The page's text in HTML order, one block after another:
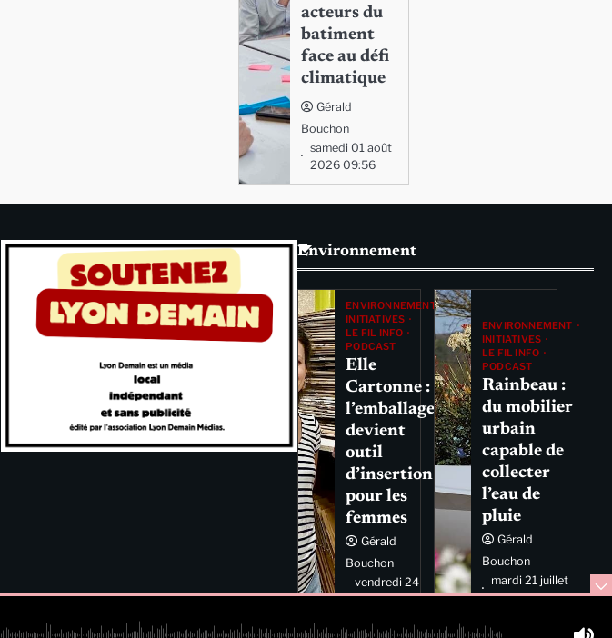
acteurs du
batiment
face au défi
climatique
Gérald
Bouchon
samedi 01 août
2026 09:56
Environnement
ENVIRONNEMENT
INITIATIVES
LE FIL INFO
PODCAST
Elle
Cartonne :
l’emballage
devient
outil
d’insertion
pour les
femmes
Gérald
Bouchon
vendredi 24
juillet 2026
ENVIRONNEMENT
INITIATIVES
LE FIL INFO
PODCAST
Rainbeau :
du mobilier
urbain
capable de
collecter
l’eau de
pluie
Gérald
Bouchon
mardi 21 juillet
2026 11:44